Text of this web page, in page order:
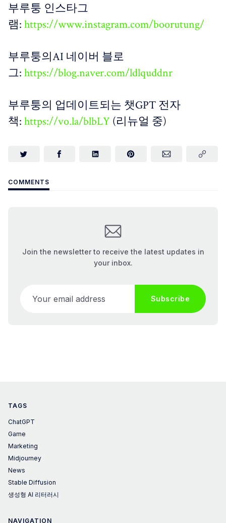
부루퉁 인스타그
램: https://www.instagram.com/boorutung/
부루퉁의AI 네이버 블로
그: https://blog.naver.com/ldlquddnr
부루퉁의 업데이트되는 챗GPT 전자
책: https://vo.la/blbLY (리뉴얼 중)
COMMENTS
Join the newsletter to receive the latest updates in
your inbox.
Subscribe
TAGS
ChatGPT
Game
Marketing
Midjourney
News
Stable Diffusion
생성형 AI 리터러시
NAVIGATION